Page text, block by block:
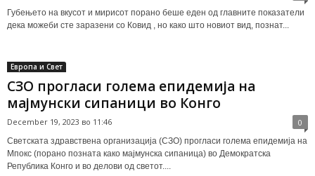
Губењето на вкусот и мирисот порано беше еден од главните показатели
дека можеби сте заразени со Ковид , но како што новиот вид, познат...
Европа и Свет
СЗО прогласи голема епидемија на
мајмунски сипаници во Конго
December 19, 2023 во 11:46 0
Светската здравствена организација (СЗО) прогласи голема епидемија на
Мпокс (порано позната како мајмунска сипаница) во Демократска
Република Конго и во делови од светот....